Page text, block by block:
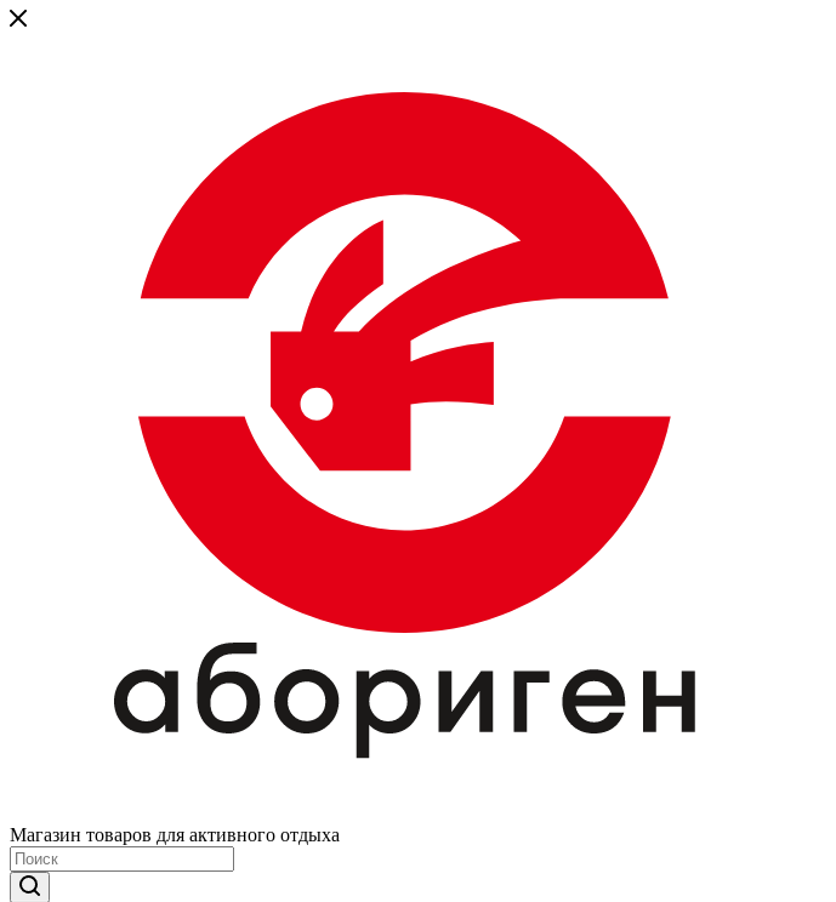
Магазин товаров для активного отдыха